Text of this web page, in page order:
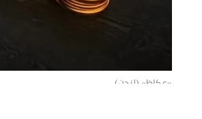
«عكاظ» (لندن)